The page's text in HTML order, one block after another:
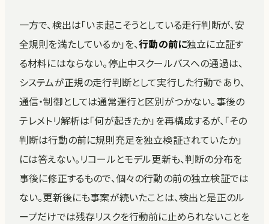
一方で、検出は「いま起こそうとしている走行判断が、安
全規則を満たしているか」を、行動の前に独立に立証す
る材料にはならない。停止中スクールバスへの通過は、
システムが正規の走行判断として実行した行動であり、
通信・制御としては通常運行と区別がつかない。事後の
テレメトリ解析は「何が起きたか」を再構成するが、「その
判断は行動の前に規則充足を独立検証されていたか」
には答えない。リコールとモデル更新も、判断の分布を
事後に修正するもので、個々の行動の前の独立検証では
ない。更新後にも事案が続いたことは、検出と是正のル
ープだけでは残存リスクを行動前に止められないことを